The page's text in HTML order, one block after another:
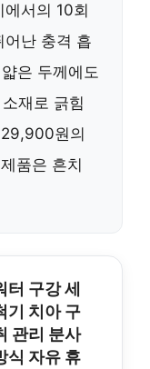
서의 10회
어난 충격 흡
은 두께에도
재로 긁힘
원의
품은 흔치
터 구강 세
기 치아 구
관리 분사
식 자유 휴